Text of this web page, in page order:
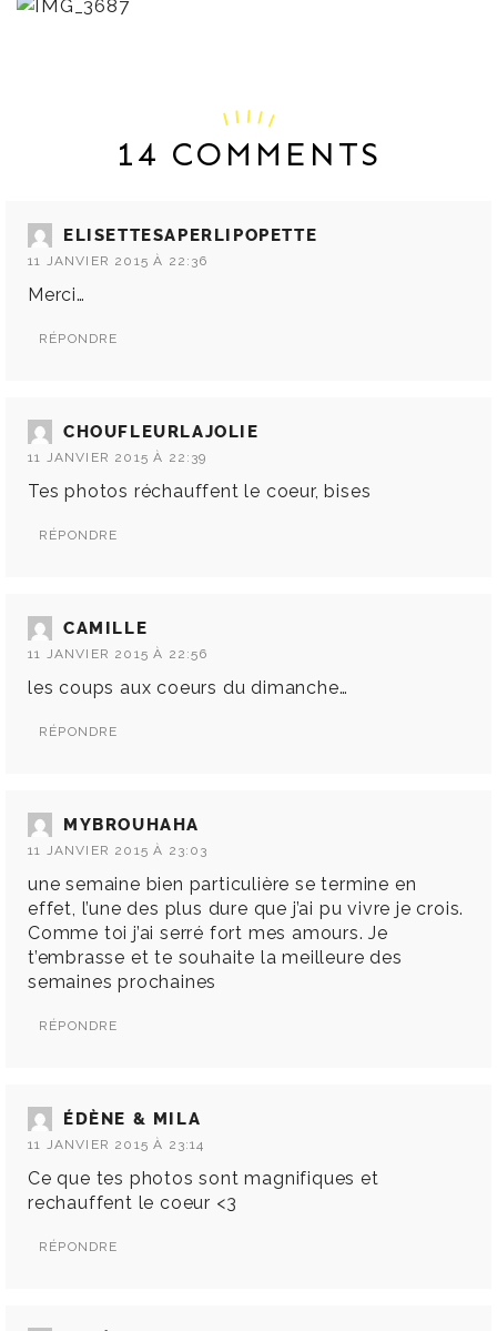
14 COMMENTS
ELISETTESAPERLIPOPETTE
11 JANVIER 2015 À 22:36
Merci…
RÉPONDRE
CHOUFLEURLAJOLIE
11 JANVIER 2015 À 22:39
Tes photos réchauffent le coeur, bises
RÉPONDRE
CAMILLE
11 JANVIER 2015 À 22:56
les coups aux coeurs du dimanche…
RÉPONDRE
MYBROUHAHA
11 JANVIER 2015 À 23:03
une semaine bien particulière se termine en
effet, l’une des plus dure que j’ai pu vivre je crois.
Comme toi j’ai serré fort mes amours. Je
t’embrasse et te souhaite la meilleure des
semaines prochaines
RÉPONDRE
ÉDÈNE & MILA
11 JANVIER 2015 À 23:14
Ce que tes photos sont magnifiques et
rechauffent le coeur <3
RÉPONDRE